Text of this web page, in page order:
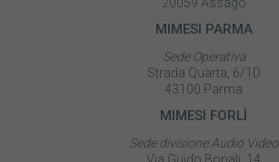
20059 Assago
MIMESI PARMA
Sede Operativa
Strada Quarta, 6/1D
43100 Parma
MIMESI FORLÌ
Sede divisione Audio Video